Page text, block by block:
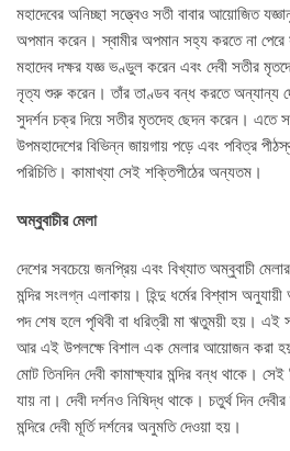
মহাদেবের অনিচ্ছা সত্ত্বেও সতী বাবার আয়োজিত
অপমান করেন। স্বামীর অপমান সহ্য করতে না
মহাদেব দক্ষর যজ্ঞ ভণ্ডুল করেন এবং দেবী সতীর
নৃত্য শুরু করেন। তাঁর তাণ্ডব বন্ধ করতে অন্যান্য
সুদর্শন চক্র দিয়ে সতীর মৃতদেহ ছেদন করেন। এতে
উপমহাদেশের বিভিন্ন জায়গায় পড়ে এবং পবিত্র
পরিচিতি। কামাখ্যা সেই শক্তিপীঠের অন্যতম।
​অম্বুবাচীর মেলা
দেশের সবচেয়ে জনপ্রিয় এবং বিখ্যাত অম্বুবাচী
মন্দির সংলগ্ন এলাকায়। হিন্দু ধর্মের বিশ্বাস
পদ শেষ হলে পৃথিবী বা ধরিত্রী মা ঋতুময়ী হয়। এই
আর এই উপলক্ষে বিশাল এক মেলার আয়োজন করা হয়
মোট তিনদিন দেবী কামাক্ষ্যার মন্দির বন্ধ থাকে।
যায় না। দেবী দর্শনও নিষিদ্ধ থাকে। চতুর্থ দিন
মন্দিরে দেবী মূর্তি দর্শনের অনুমতি দেওয়া হয়।